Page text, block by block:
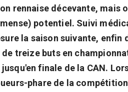
rennaise décevante, mais
potentiel. Suivi
la saison suivante, enfin
treize buts en
jusqu'en finale de la CAN.
phare de la